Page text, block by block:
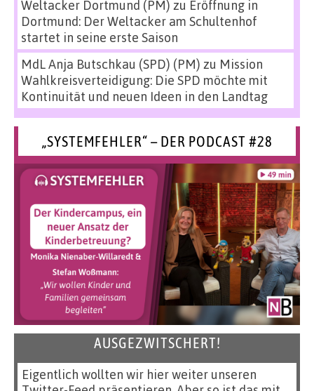
Weltacker Dortmund (PM) zu Eröffnung in
Dortmund: Der Weltacker am Schultenhof
startet in seine erste Saison
MdL Anja Butschkau (SPD) (PM) zu Mission
Wahlkreisverteidigung: Die SPD möchte mit
Kontinuität und neuen Ideen in den Landtag
„SYSTEMFEHLER“ – DER PODCAST #28
AUSGEZWITSCHERT!
Eigentlich wollten wir hier weiter unseren